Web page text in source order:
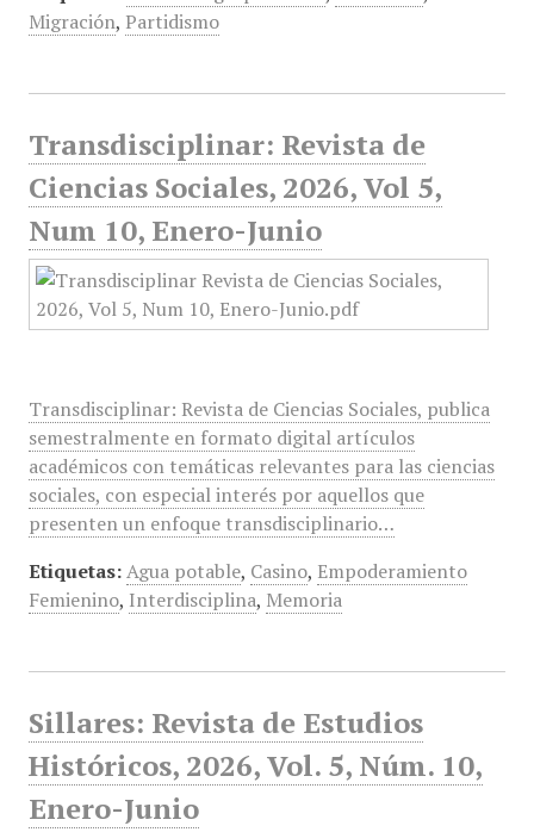
Migración, Partidismo
Transdisciplinar: Revista de
Ciencias Sociales, 2026, Vol 5,
Num 10, Enero-Junio
Transdisciplinar: Revista de Ciencias Sociales, publica
semestralmente en formato digital artículos
académicos con temáticas relevantes para las ciencias
sociales, con especial interés por aquellos que
presenten un enfoque transdisciplinario…
Etiquetas: Agua potable, Casino, Empoderamiento
Femienino, Interdisciplina, Memoria
Sillares: Revista de Estudios
Históricos, 2026, Vol. 5, Núm. 10,
Enero-Junio